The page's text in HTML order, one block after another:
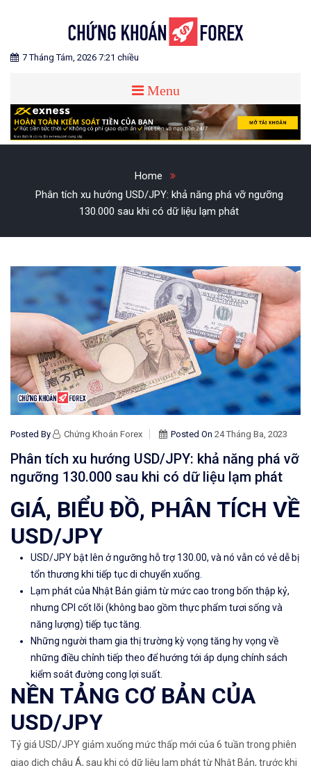
CHỨNG KHOÁN FOREX
Blog chia sẻ về Chứng Khoán và Forex
7 Tháng Tám, 2026 7:21 chiều
Menu
Home
Phân tích xu hướng USD/JPY: khả năng phá vỡ ngưỡng
130.000 sau khi có dữ liệu lạm phát
Posted By Chứng Khoán Forex Posted On 24 Tháng Ba, 2023
Phân tích xu hướng USD/JPY: khả năng phá vỡ
ngưỡng 130.000 sau khi có dữ liệu lạm phát
GIÁ, BIỂU ĐỒ, PHÂN TÍCH VỀ
USD/JPY
USD/JPY bật lên ở ngưỡng hỗ trợ 130.00, và nó vẫn có vẻ dễ bị
tổn thương khi tiếp tục di chuyển xuống.
Lạm phát của Nhật Bản giảm từ mức cao trong bốn thập kỷ,
nhưng CPI cốt lõi (không bao gồm thực phẩm tươi sống và
năng lượng) tiếp tục tăng.
Những người tham gia thị trường kỳ vọng tăng hy vọng về
những điều chỉnh tiếp theo để hướng tới áp dụng chính sách
kiểm soát đường cong lợi suất.
NỀN TẢNG CƠ BẢN CỦA
USD/JPY
Tỷ giá USD/JPY giảm xuống mức thấp mới của 6 tuần trong phiên
giao dịch châu Á, sau khi có dữ liệu lạm phát từ Nhật Bản, trước khi